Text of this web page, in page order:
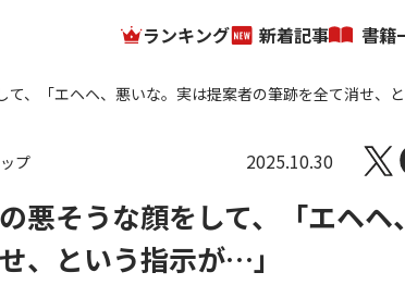
ランキング 新着記事 書籍
、「エヘヘ、悪いな。実は提案者の筆跡を全て消せ、
プ 2025.10.30
悪そうな顔をして、「エヘヘ
、という指示が…」